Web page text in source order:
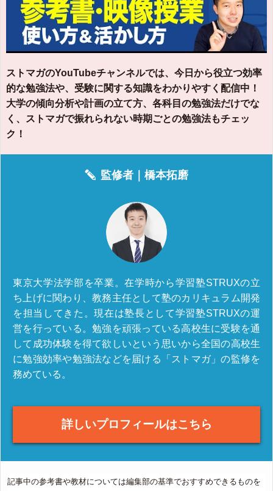
ストマガのYouTubeチャンネルでは、今日から役立つ効率
的な勉強法や、受験に関する知識をわかりやすく配信中！
大学の傾向分析や計画の立て方、各科目の勉強法だけでな
く、ストマガで振れられない時期ごとの勉強法もチェッ
ク！
監修者｜橋本拓磨
東京大学法学部を卒業。在学時から学習塾STRUXの立
ち上げに関わり、教務主任として塾のカリキュラム開発
を担当してきた。現在は塾長として学習塾STRUXの運
営を行っている。勉強を頑張っている高校生に受験を通
して成功体験を得て欲しいという思いから全国の高校生
に勉強効率や勉強法などを届ける「ストマガ」の監修を
務めている。
詳しいプロフィールはこちら
記事中の参考書や教材については編集部の基準でおすすめできるものを